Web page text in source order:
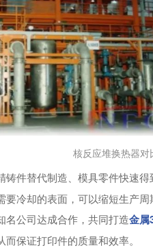
核反应堆换热器对
铸件替代制造、模具零件快速
要冷却的表面，可以缩短生产
名公司达成合作，共同打造金属
保证打印件的质量和效率。